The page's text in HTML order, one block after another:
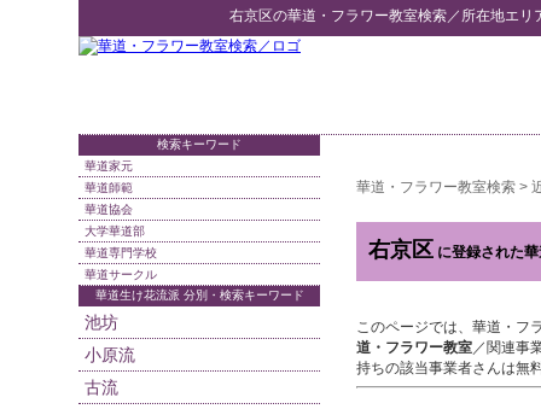
右京区の華道・フラワー教室検索／所在地エリ
華道・フラワー教室検索 >
右京区 に登録された
このページでは、華道・フ
道・フラワー教室／関連事
持ちの該当事業者さんは無
検索キーワード
華道家元
華道師範
華道協会
大学華道部
華道専門学校
華道サークル
華道生け花流派 分別・検索キーワード
池坊
小原流
古流